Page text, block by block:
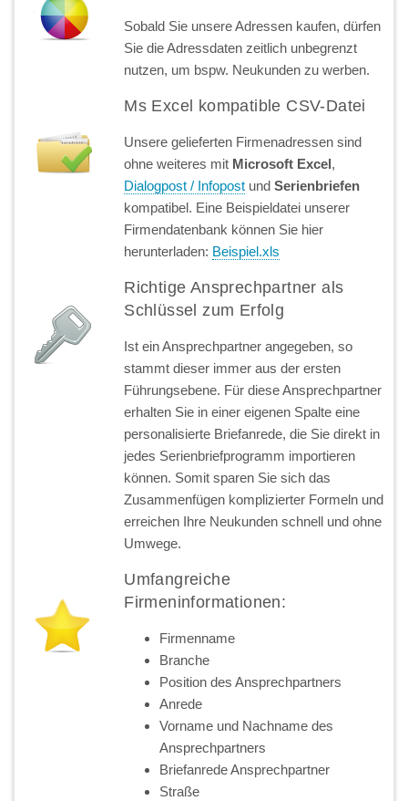
Sobald Sie unsere Adressen kaufen, dürfen
Sie die Adressdaten zeitlich unbegrenzt
nutzen, um bspw. Neukunden zu werben.
Ms Excel kompatible CSV-Datei
Unsere gelieferten Firmenadressen sind
ohne weiteres mit Microsoft Excel,
Dialogpost / Infopost undSerienbriefen
kompatibel. Eine Beispieldatei unserer
Firmendatenbank können Sie hier
herunterladen: Beispiel.xls
Richtige Ansprechpartner als
Schlüssel zum Erfolg
Ist ein Ansprechpartner angegeben, so
stammt dieser immer aus der ersten
Führungsebene. Für diese Ansprechpartner
erhalten Sie in einer eigenen Spalte eine
personalisierte Briefanrede, die Sie direkt in
jedes Serienbriefprogramm importieren
können. Somit sparen Sie sich das
Zusammenfügen komplizierter Formeln und
erreichen Ihre Neukunden schnell und ohne
Umwege.
Umfangreiche
Firmeninformationen:
Firmenname
Branche
Position des Ansprechpartners
Anrede
Vorname und Nachname des
Ansprechpartners
Briefanrede Ansprechpartner
Straße